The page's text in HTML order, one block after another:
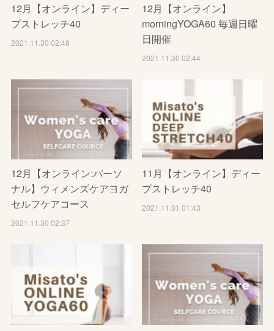
12月【オンライン】ディー
プストレッチ40
2021.11.30 02:48
12月【オンライン】
morningYOGA60 毎週日曜
日開催
2021.11.30 02:44
12月【オンライン:パーソ
ナル】ウィメンズケアヨガ
セルフケアコース
2021.11.30 02:37
11月【オンライン】ディー
プストレッチ40
2021.11.01 01:43